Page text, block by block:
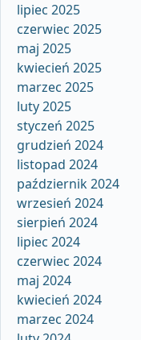
lipiec 2025
czerwiec 2025
maj 2025
kwiecień 2025
marzec 2025
luty 2025
styczeń 2025
grudzień 2024
listopad 2024
październik 2024
wrzesień 2024
sierpień 2024
lipiec 2024
czerwiec 2024
maj 2024
kwiecień 2024
marzec 2024